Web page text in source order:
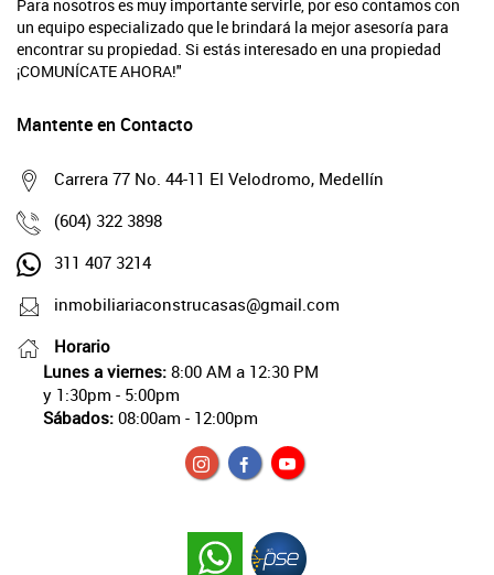
Para nosotros es muy importante servirle, por eso contamos con
un equipo especializado que le brindará la mejor asesoría para
encontrar su propiedad. Si estás interesado en una propiedad
¡COMUNÍCATE AHORA!"
Mantente en Contacto
Carrera 77 No. 44-11 El Velodromo, Medellín
(604) 322 3898
311 407 3214
inmobiliariaconstrucasas@gmail.com
Horario
Lunes a viernes: 8:00 AM a 12:30 PM
y 1:30pm - 5:00pm
Sábados: 08:00am - 12:00pm